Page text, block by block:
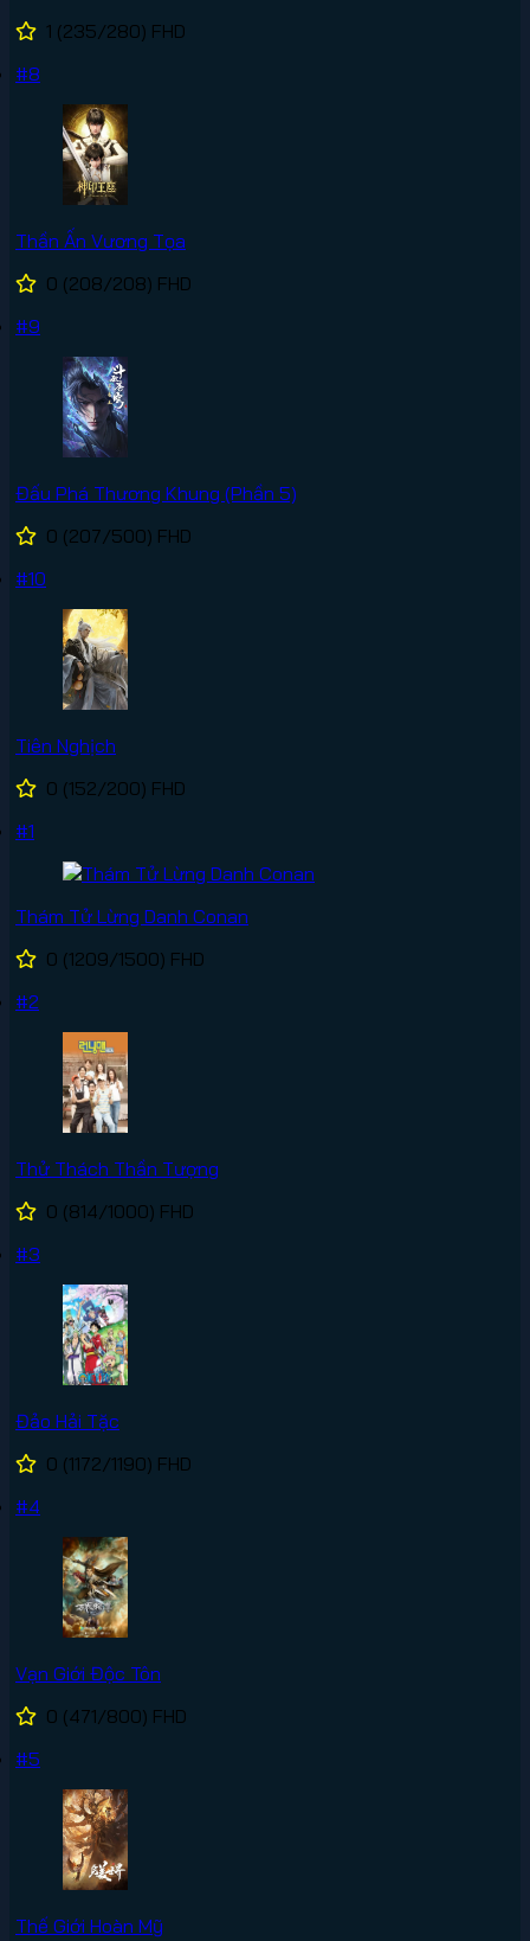
1 (235/280) FHD
#8
Thần Ấn Vương Tọa
0 (208/208) FHD
#9
Đấu Phá Thương Khung (Phần 5)
0 (207/500) FHD
#10
Tiên Nghịch
0 (152/200) FHD
#1
Thám Tử Lừng Danh Conan
0 (1209/1500) FHD
#2
Thử Thách Thần Tượng
0 (814/1000) FHD
#3
Đảo Hải Tặc
0 (1172/1190) FHD
#4
Vạn Giới Độc Tôn
0 (471/800) FHD
#5
Thế Giới Hoàn Mỹ